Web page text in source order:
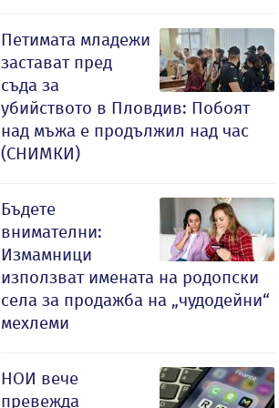
Петимата младежи
застават пред
съда за
убийството в Пловдив: Побоят
над мъжа е продължил над час
(СНИМКИ)
Бъдете
внимателни:
Измамници
използват имената на родопски
села за продажба на „чудодейни“
мехлеми
НОИ вече
превежда